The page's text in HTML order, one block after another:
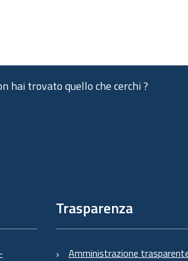
hai trovato quello che cerchi ?
Trasparenza
Amministrazione